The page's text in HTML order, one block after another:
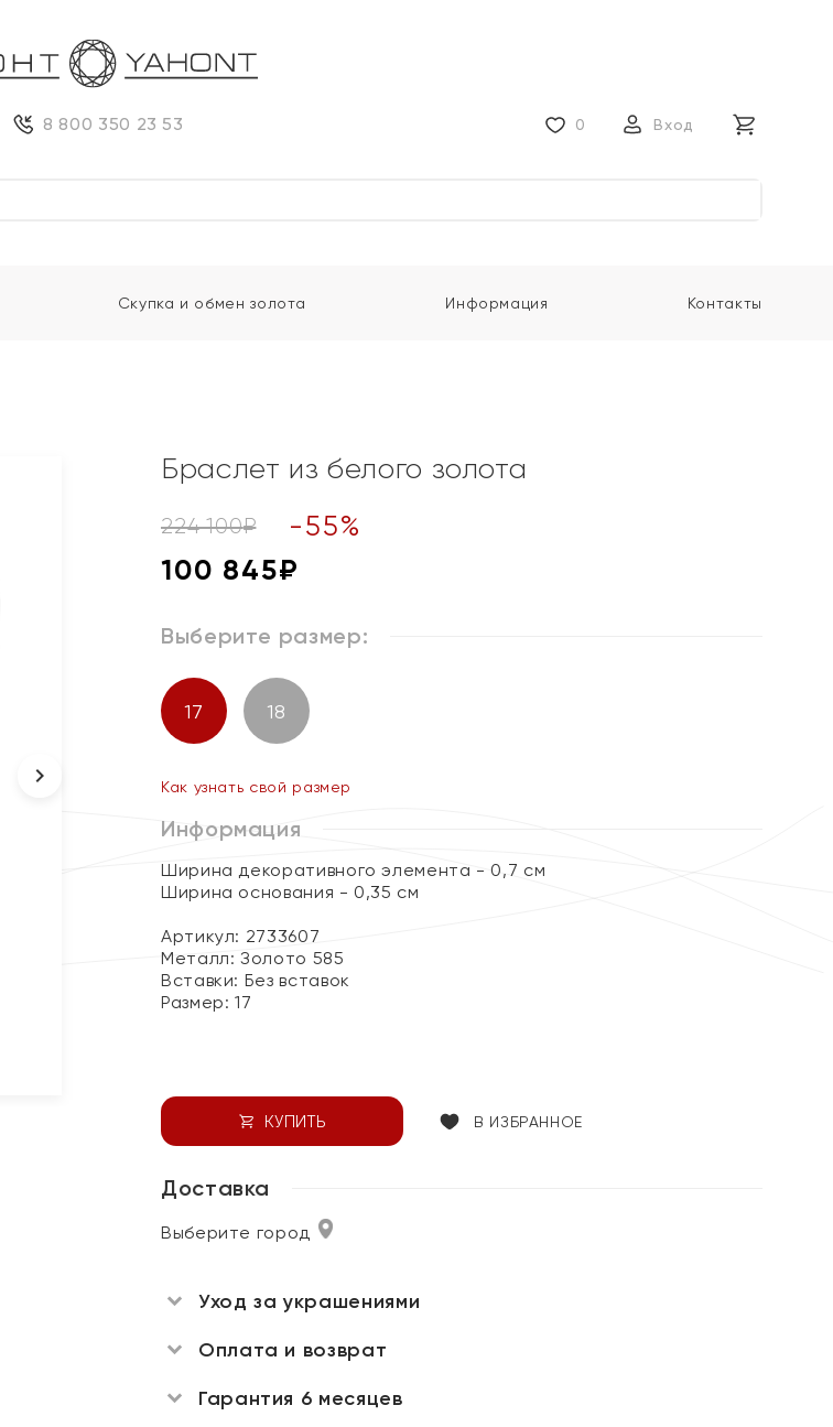
8 800 350 23 53 0 Вход
Скупка и обмен золота Информация Контакты
Браслет из белого золота
224 100₽ -55%
100 845₽
Выберите размер:
17 18
Как узнать свой размер
Информация
Ширина декоративного элемента - 0,7 см
Ширина основания - 0,35 см
Артикул: 2733607
Металл:Золото 585
Вставки: Без вставок
Размер:17
КУПИТЬ В ИЗБРАННОЕ
Доставка
Выберите город
Уход за украшениями
Оплата и возврат
Гарантия 6 месяцев